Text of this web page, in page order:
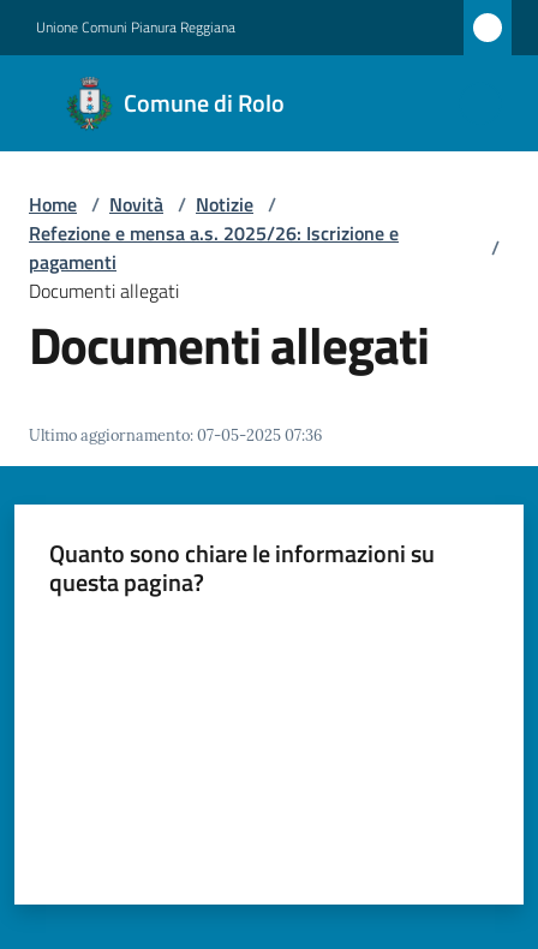
Unione Comuni Pianura Reggiana
Comune di Rolo
Comune
di Rolo
Amministrazione
Novità
Servizi
Rolo
Tutti
Home / Novità / Notizie /
Refezione e mensa a.s. 2025/26: Iscrizione e
pagamenti
/
Documenti allegati
Documenti allegati
Ultimo aggiornamento:07-05-2025 07:36
Quanto sono chiare le informazioni su
questa pagina?